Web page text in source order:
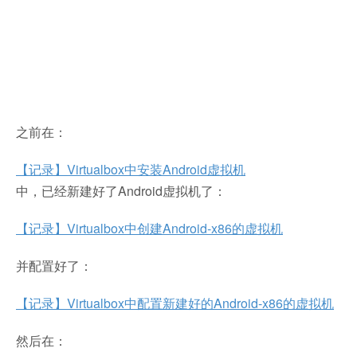
之前在：
【记录】Virtualbox中安装Android虚拟机
中，已经新建好了Android虚拟机了：
【记录】Virtualbox中创建Android-x86的虚拟机
并配置好了：
【记录】Virtualbox中配置新建好的Android-x86的虚拟机
然后在：